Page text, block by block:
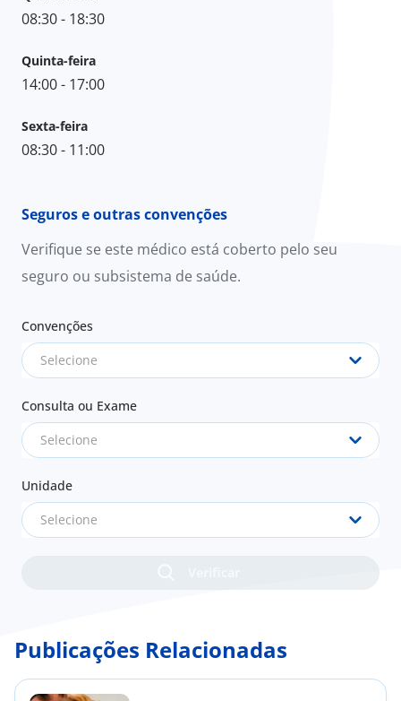
08:30 - 18:30
Quinta-feira
14:00 - 17:00
Sexta-feira
08:30 - 11:00
Seguros e outras convenções
Verifique se este médico está coberto pelo seu
seguro ou subsistema de saúde.
Convenções
Selecione
Consulta ou Exame
Selecione
Unidade
Selecione
Publicações Relacionadas